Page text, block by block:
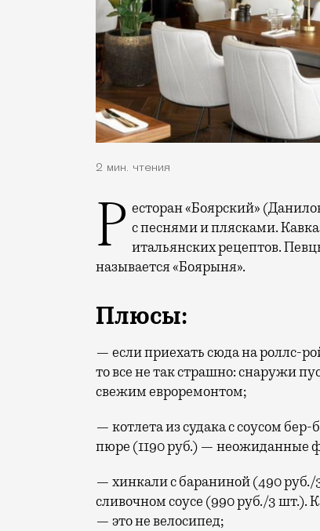
2 мин. чтения
Ресторан «Боярский» (Даниловская наб., 6а) создан для мощных банкетов и свадеб с песнями и плясками.
итальянских рецептов.
называется «Боярыня».
Плюсы:
— если приехать сюда на роллс-
то все не так страшно: снаружи
свежим евроремонтом;
— котлета из судака с соусом
пюре (1190 руб.) — неожиданные
— хинкали с бараниной (490 руб./
сливочном соусе (990 руб./3 шт.).
— это не велосипед;